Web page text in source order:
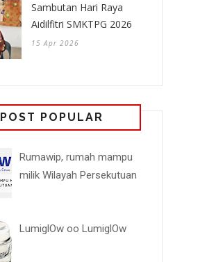
Sambutan Hari Raya
Aidilfitri SMKTPG 2026
15 Apr 2026
POST POPULAR
Rumawip, rumah mampu
milik Wilayah Persekutuan
LumiglOw oo LumiglOw